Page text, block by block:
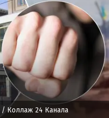
/ Коллаж 24 Канала